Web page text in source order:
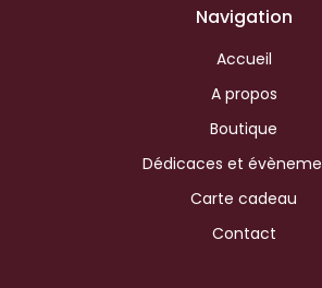
Navigation
Accueil
A propos
Boutique
Dédicaces et
Carte cadeau
Contact